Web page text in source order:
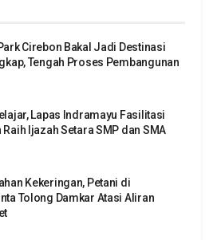
Cirebon Bakal Jadi Destinasi
Tengah Proses Pembangunan
Lapas Indramayu Fasilitasi
Ijazah Setara SMP dan SMA
Kekeringan, Petani di
Tolong Damkar Atasi Aliran